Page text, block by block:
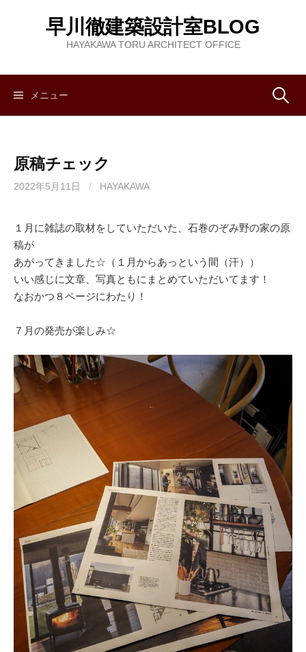
ツ
早川徹建築設計室BLOG
HAYAKAWA TORU ARCHITECT OFFICE
メニュー 検
原稿チェック
2022年5月11日 / HAYAKAWA
１月に雑誌の取材をしていただいた、石巻のぞみ野の家の原
稿が
あがってきました☆（１月からあっという間（汗））
いい感じに文章、写真ともにまとめていただいてます！
なおかつ８ページにわたり！
７月の発売が楽しみ☆